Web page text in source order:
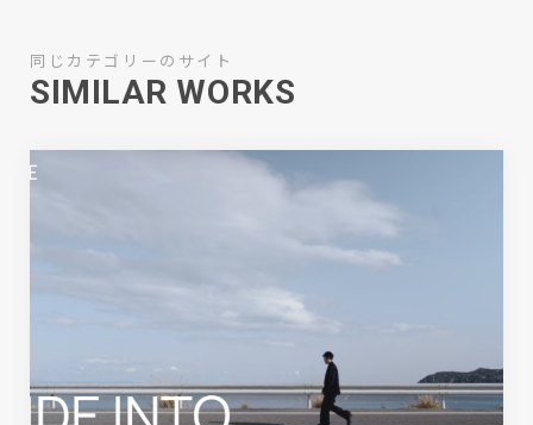
同じカテゴリーのサイト
SIMILAR WORKS